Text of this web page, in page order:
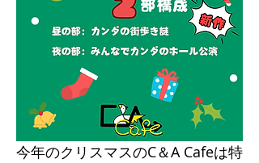
今年のクリスマスのC＆A Cafeは特